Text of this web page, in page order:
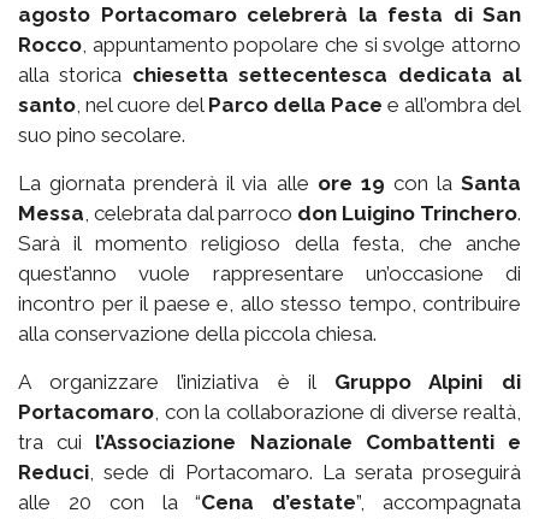
agosto Portacomaro celebrerà la festa di San
Rocco , appuntamento popolare che si svolge attorno
alla storica chiesetta settecentesca dedicata al
santo , nel cuore del Parco della Pace e all’ombra del
suo pino secolare.
La giornata prenderà il via alle ore 19 con laSanta
Messa , celebrata dal parroco don Luigino Trinchero.
Sarà il momento religioso della festa, che anche
quest’anno vuole rappresentare un’occasione di
incontro per il paese e, allo stesso tempo, contribuire
alla conservazione della piccola chiesa.
A organizzare l’iniziativa è il Gruppo Alpini di
Portacomaro , con la collaborazione di diverse realtà,
tra cui l’Associazione Nazionale Combattenti e
Reduci , sede di Portacomaro. La serata proseguirà
alle 20 con la “Cena d’estate”, accompagnata